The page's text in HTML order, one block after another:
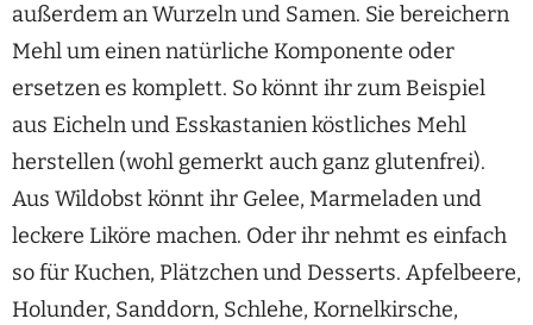
außerdem an Wurzeln und Samen. Sie bereichern
Mehl um einen natürliche Komponente oder
ersetzen es komplett. So könnt ihr zum Beispiel
aus Eicheln und Esskastanien köstliches Mehl
herstellen (wohl gemerkt auch ganz glutenfrei).
Aus Wildobst könnt ihr Gelee, Marmeladen und
leckere Liköre machen. Oder ihr nehmt es einfach
so für Kuchen, Plätzchen und Desserts. Apfelbeere,
Holunder, Sanddorn, Schlehe, Kornelkirsche,